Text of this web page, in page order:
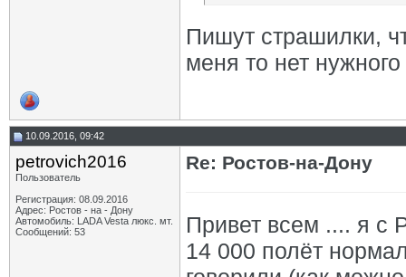
Пишут страшилки,
меня то нет
10.09.2016, 09:42
petrovich2016
Пользователь
Регистрация: 08.09.2016
Адрес: Ростов - на - Дону
Автомобиль: LADA Vesta люкс. мт.
Сообщений: 53
Re: Ростов-на-Дону
Привет всем .... я с
14 000 полёт